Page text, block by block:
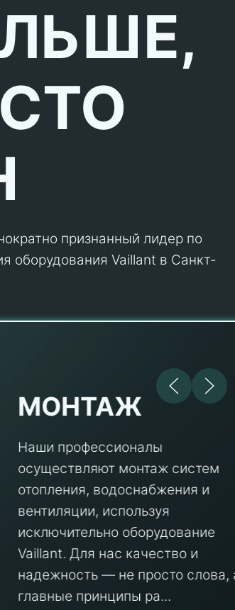
признанный лидер по
оборудования Vaillant в Санкт-
МОНТАЖ
Наши профессионалы
осуществляют монтаж систем
отопления, водоснабжения и
вентиляции, используя
исключительно оборудование
Vaillant. Для нас качество и
надежность — не просто слова,
главные принципы ра...